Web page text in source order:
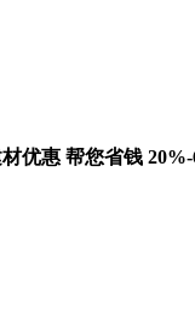
优惠 帮您省钱